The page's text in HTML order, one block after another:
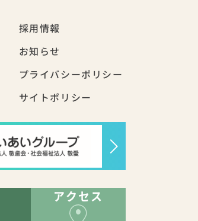
採用情報
お知らせ
プライバシーポリシー
サイトポリシー
アクセス